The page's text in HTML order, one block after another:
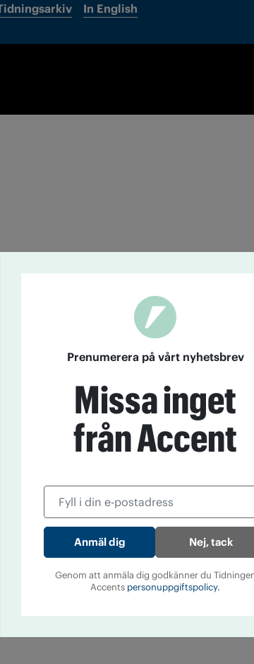
In English
Prenumerera på vårt nyhetsbrev
Missa inget
från Accent
Nej, tack
Genom att anmäla dig godkänner du
Accents personuppgiftspolicy.